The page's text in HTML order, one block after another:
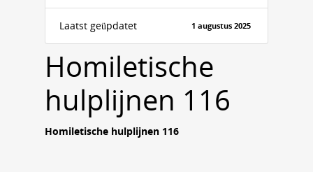
Laatst geüpdatet 1 augustus 2025
Homiletische
hulplijnen 116
Homiletische hulplijnen 116